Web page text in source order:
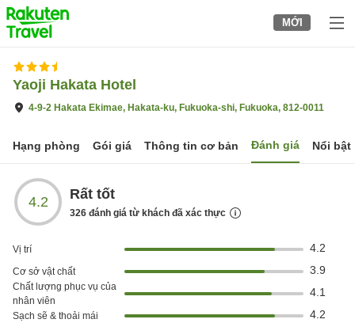
to
top
page
MỚI
Yaoji Hakata Hotel
4-9-2 Hakata Ekimae, Hakata-ku, Fukuoka-shi, Fukuoka, 812-0011
Hạng phòng Gói giá Thông tin cơ bản Đánh giá Nổi bật
4.2 Rất tốt
326 đánh giá từ khách đã xác thực
Vị trí 4.2
Cơ sở vật chất 3.9
Chất lượng phục vụ của
nhân viên
4.1
Sạch sẽ & thoải mái 4.2